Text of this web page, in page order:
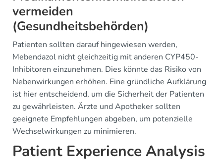
vermeiden
(Gesundheitsbehörden)
Patienten sollten darauf hingewiesen werden,
Mebendazol nicht gleichzeitig mit anderen CYP450-
Inhibitoren einzunehmen. Dies könnte das Risiko von
Nebenwirkungen erhöhen. Eine gründliche Aufklärung
ist hier entscheidend, um die Sicherheit der Patienten
zu gewährleisten. Ärzte und Apotheker sollten
geeignete Empfehlungen abgeben, um potenzielle
Wechselwirkungen zu minimieren.
Patient Experience Analysis